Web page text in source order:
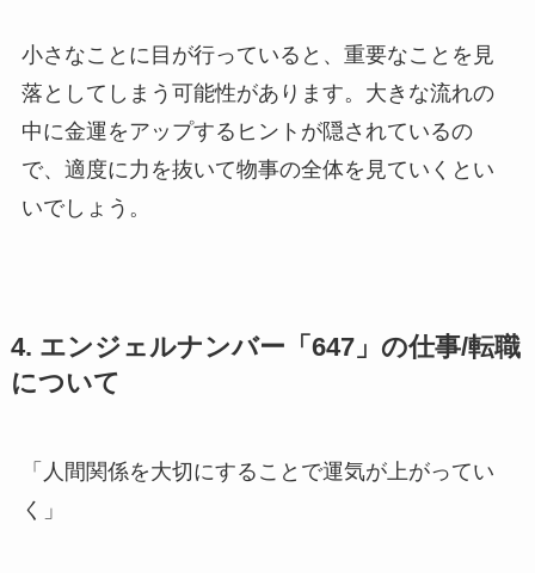
小さなことに目が行っていると、重要なことを見
落としてしまう可能性があります。大きな流れの
中に金運をアップするヒントが隠されているの
で、適度に力を抜いて物事の全体を見ていくとい
いでしょう。
4. エンジェルナンバー「647」の仕事/転職
について
「人間関係を大切にすることで運気が上がってい
く」